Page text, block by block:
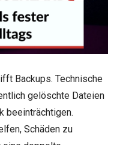
Backups. Technische
gelöschte Dateien
beeinträchtigen.
Schäden zu